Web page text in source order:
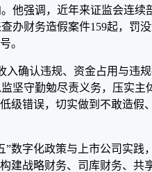
他强调，近年来证监会连
办财务造假案件159起，罚
。
入确认违规、资金占用与违
坚守勤勉尽责义务，压实
级错误，切实做到不敢造
”数字化政策与上市公司实
建战略财务、司库财务、